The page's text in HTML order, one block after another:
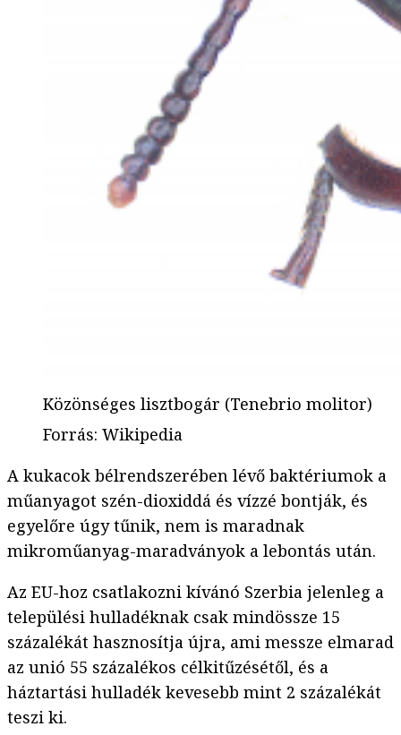
Közönséges lisztbogár (Tenebrio molitor)
Forrás: Wikipedia
A kukacok bélrendszerében lévő baktériumok a
műanyagot szén-dioxiddá és vízzé bontják, és
egyelőre úgy tűnik, nem is maradnak
mikroműanyag-maradványok a lebontás után.
Az EU-hoz csatlakozni kívánó Szerbia jelenleg a
települési hulladéknak csak mindössze 15
százalékát hasznosítja újra, ami messze elmarad
az unió 55 százalékos célkitűzésétől, és a
háztartási hulladék kevesebb mint 2 százalékát
teszi ki.